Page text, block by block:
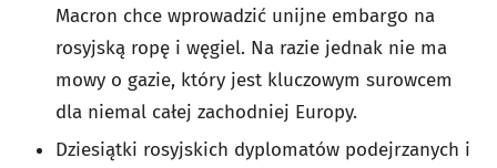
Macron chce wprowadzić unijne embargo na
rosyjską ropę i węgiel. Na razie jednak nie ma
mowy o gazie, który jest kluczowym surowcem
dla niemal całej zachodniej Europy.
Dziesiątki rosyjskich dyplomatów podejrzanych i